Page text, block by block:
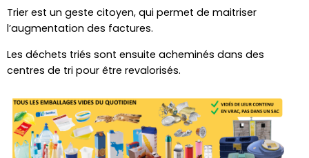
Trier est un geste citoyen, qui permet de maitriser
l’augmentation des factures.
Les déchets triés sont ensuite acheminés dans des
centres de tri pour être revalorisés.